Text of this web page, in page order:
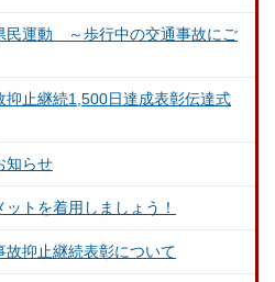
民運動 ～歩行中の交通事故にご
抑止継続1,500日達成表彰伝達式
知らせ
トを着用しましょう！
抑止継続表彰について